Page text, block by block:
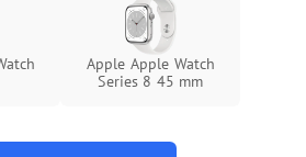
Apple Apple Watch
Series 8 45 mm